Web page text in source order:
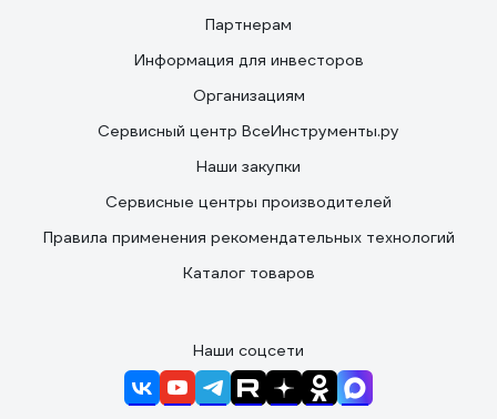
Партнерам
Информация для инвесторов
Организациям
Сервисный центр ВсеИнструменты.ру
Наши закупки
Сервисные центры производителей
Правила применения рекомендательных технологий
Каталог товаров
Наши соцсети